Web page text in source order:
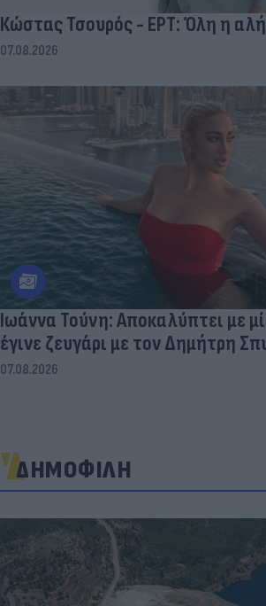
Κώστας Τσουρός - ΕΡΤ: Όλη η
07.08.2026
Ιωάννα Τούνη: Αποκαλύπτει με
έγινε ζευγάρι με τον Δημήτρη
07.08.2026
ΔΗΜΟΦΙΛΗ